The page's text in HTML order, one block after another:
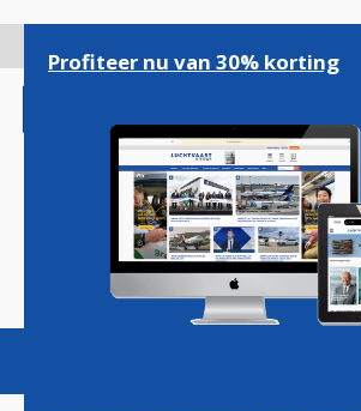
gaan
Magazine Podcasts
Profiteer nu van 30% korting